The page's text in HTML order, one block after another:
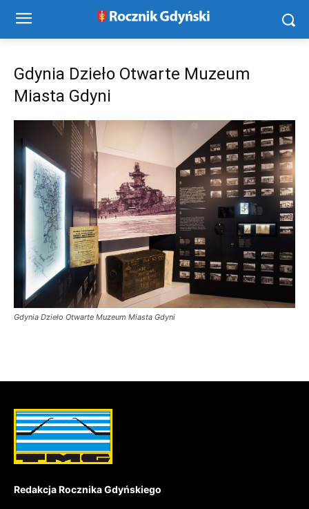
Gdynia Dzieło Otwarte Muzeum
Miasta Gdyni
Gdynia Dzieło Otwarte Muzeum Miasta Gdyni
Redakcja Rocznika Gdyńskiego